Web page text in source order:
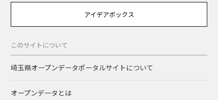
アイデアボックス
このサイトについて
埼玉県オープンデータポータルサイトについて
オープンデータとは